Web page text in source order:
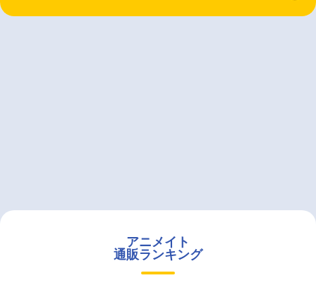
アニメイト
通販ランキング